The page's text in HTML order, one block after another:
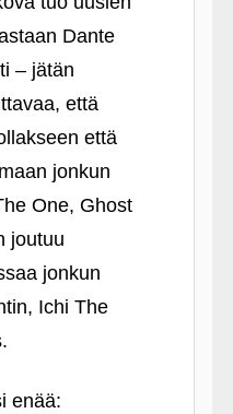
Dante
– jätän
että
että
jonkun
One, Ghost
joutuu
jonkun
Ichi The
enää: